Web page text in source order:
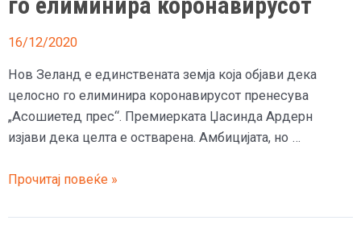
16/12/2020
Нов Зеланд е единствената земја која објави дека
целосно го елиминира коронавирусот пренесува
„Асошиетед прес“. Премиерката Џасинда Ардерн
изјави дека целта е остварена. Амбицијата, но …
Нов
е
Прочитај повеќе »